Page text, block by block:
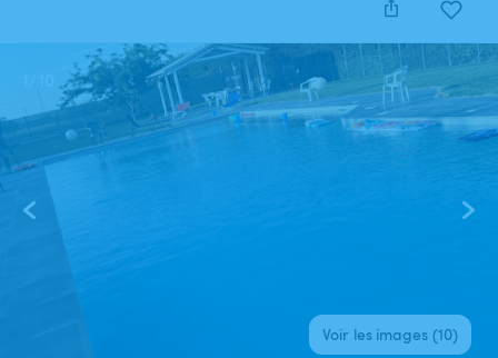
Voir les images (10)